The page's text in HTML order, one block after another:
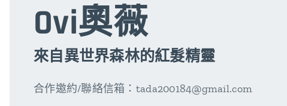
Ovi奧薇
來自異世界森林的紅髮精靈
合作邀約/聯絡信箱：tada200184@gmail.com